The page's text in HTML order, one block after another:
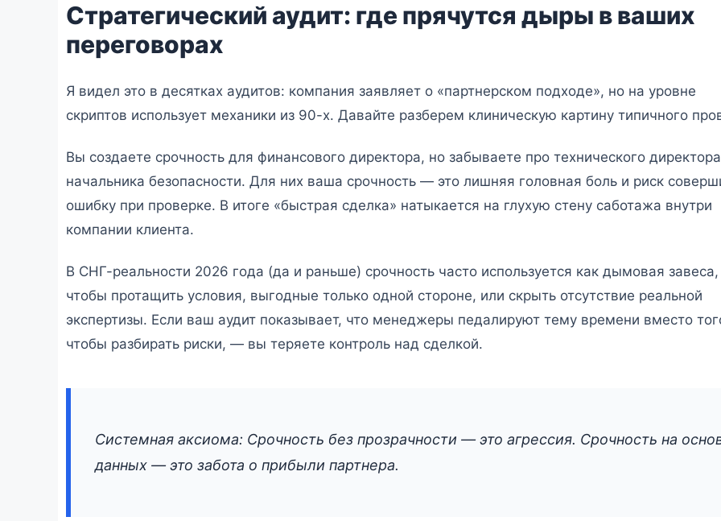
Стратегический аудит: где прячутся дыры в ваших
переговорах
Я видел это в десятках аудитов: компания заявляет о «партнерском подходе», но на уровне
скриптов использует механики из 90-х. Давайте разберем клиническую картину типичного
Вы создаете срочность для финансового директора, но забываете про технического
начальника безопасности. Для них ваша срочность — это лишняя головная боль и риск
ошибку при проверке. В итоге «быстрая сделка» натыкается на глухую стену саботажа внутри
компании клиента.
В СНГ-реальности 2026 года (да и раньше) срочность часто используется как дымовая завеса,
чтобы протащить условия, выгодные только одной стороне, или скрыть отсутствие реальной
экспертизы. Если ваш аудит показывает, что менеджеры педалируют тему времени вместо
чтобы разбирать риски, — вы теряете контроль над сделкой.
Системная аксиома: Срочность без прозрачности — это агрессия. Срочность на
данных — это забота о прибыли партнера.